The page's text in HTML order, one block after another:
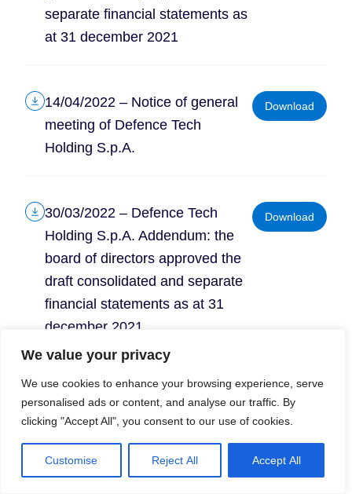
We value your privacy
We use cookies to enhance your browsing experience, serve
personalised ads or content, and analyse our traffic. By
clicking "Accept All", you consent to our use of cookies.
Customise Reject All Accept All
separate financial statements as
at 31 december 2021
14/04/2022 – Notice of general
meeting of Defence Tech
Holding S.p.A.
Download
30/03/2022 – Defence Tech
Holding S.p.A. Addendum: the
board of directors approved the
draft consolidated and separate
financial statements as at 31
december 2021
Download
30/03/2022 – Defence Tech
Holding S.p.A: the board of
consolidated and separate
financial statements as at 31
Download